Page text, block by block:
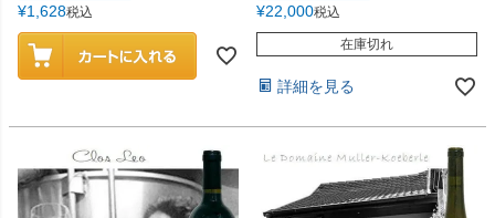
¥1,628税込 ¥22,000税込
在庫切れ
詳細を見る